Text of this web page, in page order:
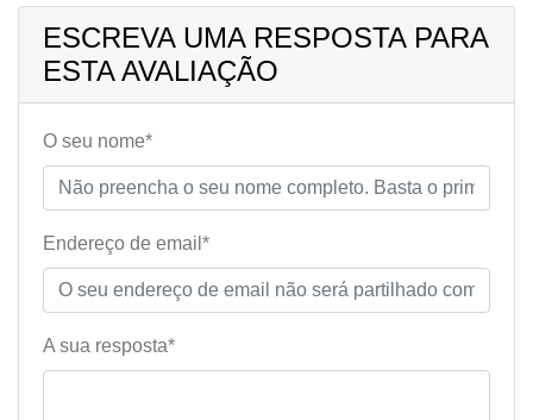
ESCREVA UMA RESPOSTA PARA
ESTA AVALIAÇÃO
O seu nome*
Endereço de email*
A sua resposta*